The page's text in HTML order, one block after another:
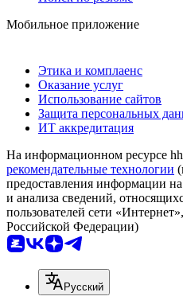
Мобильное приложение
Этика и комплаенс
Оказание услуг
Использование сайтов
Защита персональных
ИТ аккредитация
На информационном ресурсе
рекомендательные технологии
предоставления информации
и анализа сведений,
пользователей сети
Российской Федерации)
Русский